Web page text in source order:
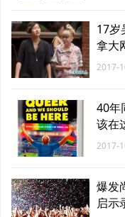
17岁
拿大
2017-
40年
该在
2017-
爆发
启示